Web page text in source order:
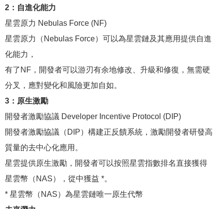
2：自進化能力
星雲原力 Nebulas Force (NF)
星雲原力（Nebulas Force）可以為星雲鏈及其應用提供自進
化能力，
有了NF，開發者可以游刃有余地修改、升級和修復，無需硬
分叉，應對變化和風險更加自如。
3：原生激勵
開發者激勵協議 Developer Incentive Protocol (DIP)
開發者激勵協議（DIP）構建正反饋系統，激勵開發者研發高
質量的去中心化應用。
星雲提供原生激勵，開發者可以按照星雲指數排名直接獲得
星雲幣（NAS），從中獲益 *。
* 星雲幣（NAS）為星雲鏈唯一原生代幣